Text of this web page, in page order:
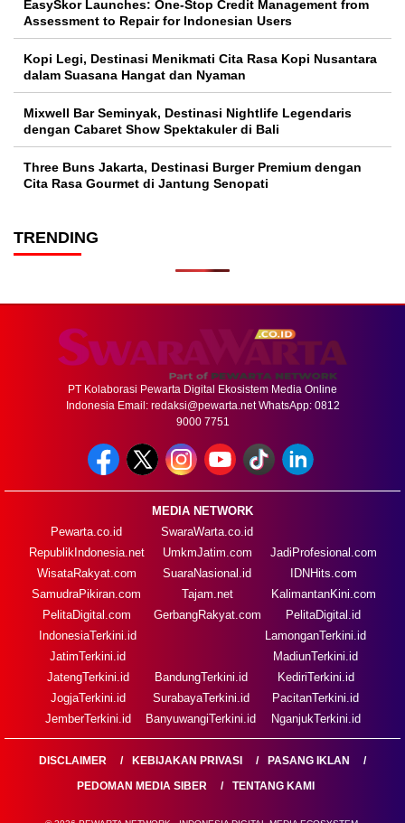
EasySkor Launches: One-Stop Credit Management from
Assessment to Repair for Indonesian Users
Kopi Legi, Destinasi Menikmati Cita Rasa Kopi Nusantara
dalam Suasana Hangat dan Nyaman
Mixwell Bar Seminyak, Destinasi Nightlife Legendaris
dengan Cabaret Show Spektakuler di Bali
Three Buns Jakarta, Destinasi Burger Premium dengan
Cita Rasa Gourmet di Jantung Senopati
TRENDING
PT Kolaborasi Pewarta Digital Ekosistem Media Online
Indonesia Email: redaksi@pewarta.netWhatsApp: 0812
9000 7751
MEDIA NETWORK
Pewarta.co.id
RepublikIndonesia.net
WisataRakyat.com
SamudraPikiran.com
PelitaDigital.com
SwaraWarta.co.id
UmkmJatim.com
SuaraNasional.id
Tajam.net
GerbangRakyat.com
JadiProfesional.com
IDNHits.com
KalimantanKini.com
PelitaDigital.id
IndonesiaTerkini.id
JatimTerkini.id
JatengTerkini.id
JogjaTerkini.id
JemberTerkini.id
BandungTerkini.id
SurabayaTerkini.id
BanyuwangiTerkini.id
LamonganTerkini.id
MadiunTerkini.id
KediriTerkini.id
PacitanTerkini.id
NganjukTerkini.id
DISCLAIMER KEBIJAKAN PRIVASI
PASANG IKLAN
PEDOMAN MEDIA SIBER
TENTANG KAMI